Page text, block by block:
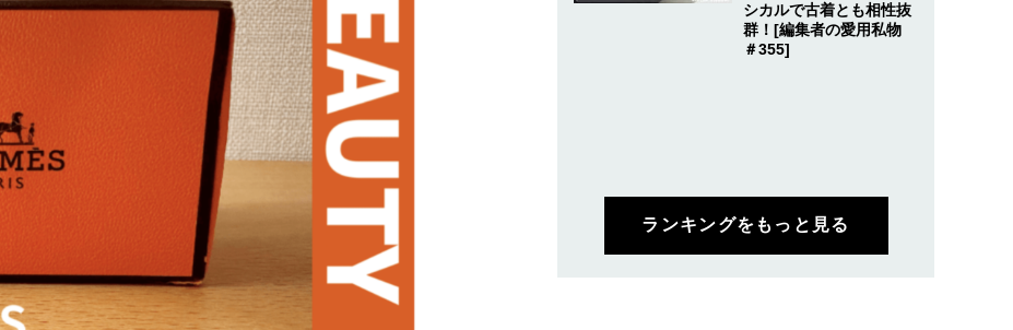
シカルで古着とも相性抜
群！[編集者の愛用私物
＃355]
ランキングをもっと見る